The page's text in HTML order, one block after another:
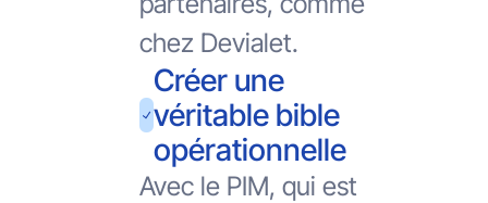
chez Devialet.
Créer une
véritable bible
opérationnelle
Avec le PIM, qui est